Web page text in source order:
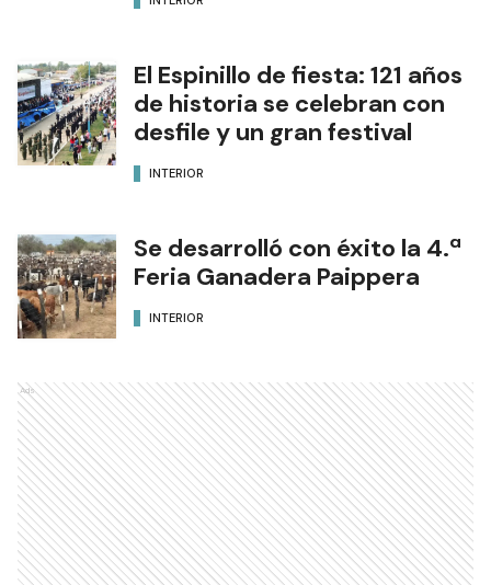
El Espinillo de fiesta: 121 años
de historia se celebran con
desfile y un gran festival
INTERIOR
Se desarrolló con éxito la 4.ª
Feria Ganadera Paippera
INTERIOR
Ads